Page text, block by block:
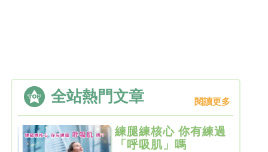
全站熱門文章 閱讀更多
練腿練核心 你有練過
「呼吸肌」嗎